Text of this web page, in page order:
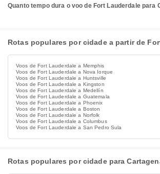
Quanto tempo dura o voo de Fort Lauderdale para
Rotas populares por cidade a partir de
Voos de Fort Lauderdale a Memphis
Voos de Fort Lauderdale a Nova Iorque
Voos de Fort Lauderdale a Huntsville
Voos de Fort Lauderdale a Kingston
Voos de Fort Lauderdale a Medellín
Voos de Fort Lauderdale a Guatemala
Voos de Fort Lauderdale a Phoenix
Voos de Fort Lauderdale a Boston
Voos de Fort Lauderdale a Norfolk
Voos de Fort Lauderdale a Columbus
Voos de Fort Lauderdale a San Pedro Sula
Rotas populares por cidade para